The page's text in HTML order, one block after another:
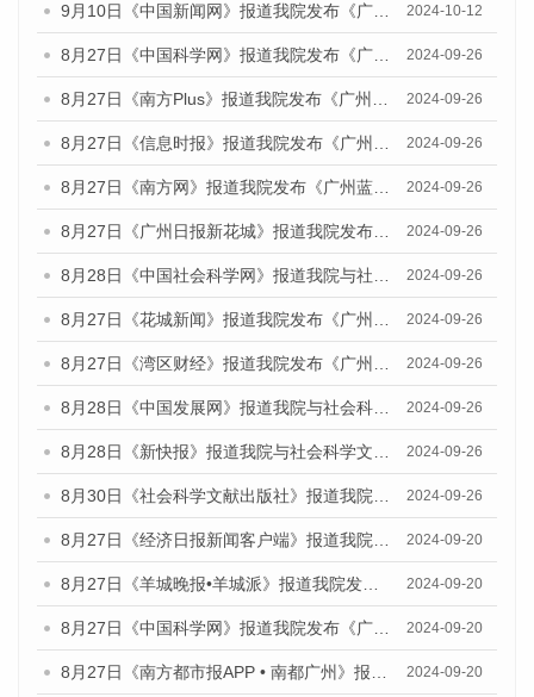
9月10日《中国新闻网》报道我院发布《广州蓝皮书：广州金融发展报告(2024)》的媒体文章 2024-10-12
8月27日《中国科学网》报道我院发布《广州蓝皮书：广州创新型城市发展报告（2024）》的媒体文章 2024-09-26
8月27日《南方Plus》报道我院发布《广州蓝皮书：广州创新型城市发展报告（2024）》的媒体文章 2024-09-26
8月27日《信息时报》报道我院发布《广州蓝皮书：广州创新型城市发展报告（2024）》的媒体文章 2024-09-26
8月27日《南方网》报道我院发布《广州蓝皮书：广州创新型城市发展报告（2024）》的媒体文章 2024-09-26
8月27日《广州日报新花城》报道我院发布《广州蓝皮书：广州创新型城市发展报告（2024）》的媒体文章 2024-09-26
8月28日《中国社会科学网》报道我院与社会科学文献出版社联合发布《广州蓝皮书：广州创新型城市发展报告（2024）》的媒体文章 2024-09-26
8月27日《花城新闻》报道我院发布《广州蓝皮书：广州创新型城市发展报告（2024）》的媒体文章 2024-09-26
8月27日《湾区财经》报道我院发布《广州蓝皮书：广州创新型城市发展报告（2024）》的媒体文章 2024-09-26
8月28日《中国发展网》报道我院与社会科学文献出版社联合发布《广州蓝皮书：广州创新型城市发展报告（2024）》的媒体文章 2024-09-26
8月28日《新快报》报道我院与社会科学文献出版社联合发布《广州蓝皮书：广州创新型城市发展报告（2024）》的媒体文章 2024-09-26
8月30日《社会科学文献出版社》报道我院与社会科学文献出版社联合发布《广州蓝皮书：广州创新型城市发展报告（2024）》的媒体文章 2024-09-26
8月27日《经济日报新闻客户端》报道我院发布《广州蓝皮书：广州创新型城市发展报告（2024）》的媒体文章 2024-09-20
8月27日《羊城晚报•羊城派》报道我院发布《广州蓝皮书：广州创新型城市发展报告（2024）》的媒体文章 2024-09-20
8月27日《中国科学网》报道我院发布《广州蓝皮书：广州创新型城市发展报告（2024）》的媒体文章 2024-09-20
8月27日《南方都市报APP • 南都广州》报道我院与社会科学文献出版社联合发布《广州蓝皮书：广州创新型城市发展报告（2024）》的媒体文章 2024-09-20